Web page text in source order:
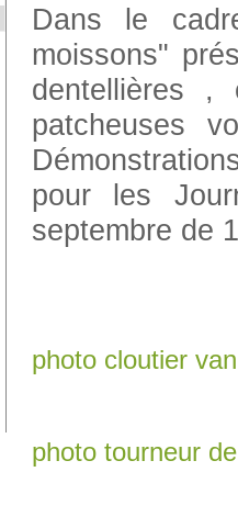
Dans le
moissons"
dentellières ,
patcheuses
pour les
septembre de
photo cloutier
photo tourneur